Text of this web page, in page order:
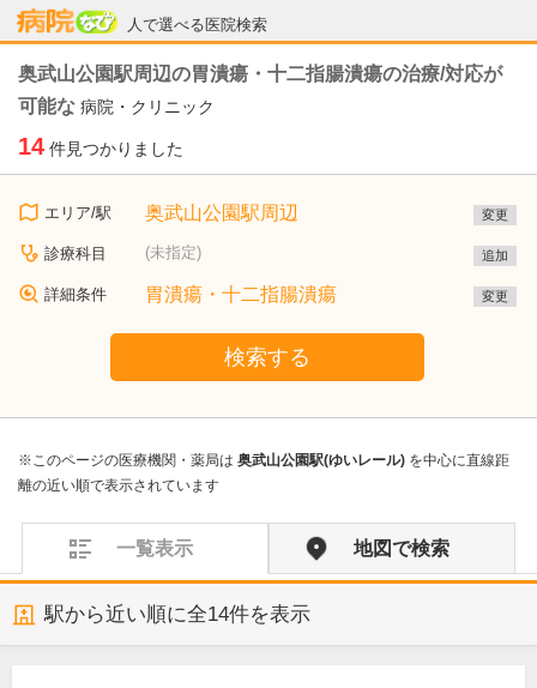
人で選べる医院検索
病院なび
奥武山公園駅周辺の胃潰瘍・十二指腸潰瘍の治療/対応が
可能な 病院・クリニック
14 件見つかりました
エリア/駅 奥武山公園駅周辺 変更
診療科目 (未指定) 追加
詳細条件 胃潰瘍・十二指腸潰瘍 変更
検索する
※このページの医療機関・薬局は 奥武山公園駅(ゆいレール) を中心に直線距
離の近い順で表示されています
一覧表示 地図で検索
駅から近い順に全14件を表示